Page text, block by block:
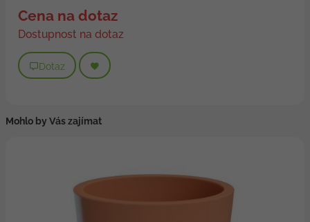
Cena na dotaz
Dostupnost na dotaz
Dotaz
Mohlo by Vás zajímat